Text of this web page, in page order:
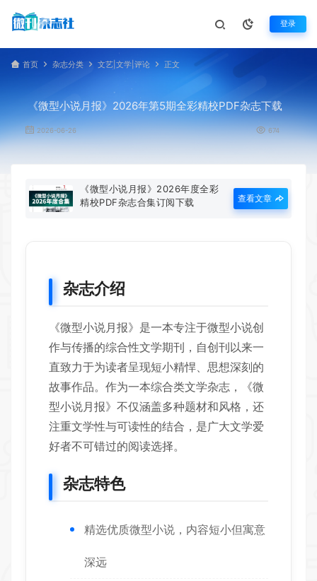
登录
首页 杂志分类 文艺|文学|评论 正文
《微型小说月报》2026年第5期全彩精校PDF杂志下载
2026-06-26 674
《微型小说月报》2026年度全彩
精校PDF杂志合集订阅下载
查看文章
杂志介绍
《微型小说月报》是一本专注于微型小说创
作与传播的综合性文学期刊，自创刊以来一
直致力于为读者呈现短小精悍、思想深刻的
故事作品。作为一本综合类文学杂志，《微
型小说月报》不仅涵盖多种题材和风格，还
注重文学性与可读性的结合，是广大文学爱
好者不可错过的阅读选择。
杂志特色
精选优质微型小说，内容短小但寓意
深远